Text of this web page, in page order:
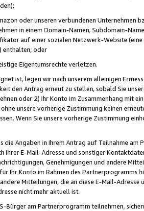
oder unseren verbundenen Unternehmen
in einem Domain-Namen, Subdomain-
auf einer sozialen Netzwerk-Website
enthalten; oder
Eigentumsrechte verletzen.
ist, legen wir nach unserem alleinigen
den Antrag erneut zu stellen, sobald Sie
oder 2) Ihr Konto im Zusammenhang mit
unsere vorherige Zustimmung keinen
Wenn Sie unsere vorherige Zustimmung
die Angaben in Ihrem Antrag auf Teilnahme
Ihrer E-Mail-Adresse und sonstiger
Genehmigungen und andere
Ihr Konto im Rahmen des Partnerprogramms
Mitteilungen, die an diese E-Mail-
nicht mehr aktuell ist.
Bürger am Partnerprogramm teilnehmen,